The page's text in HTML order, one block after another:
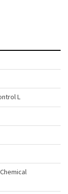
L